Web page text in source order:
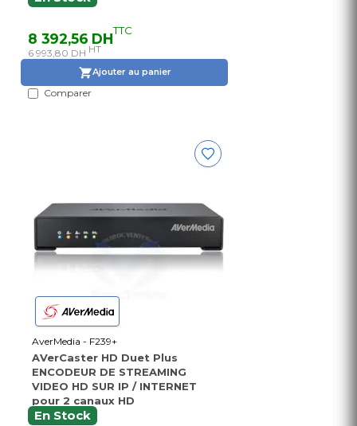
8 392,56 DHTTC
6 993,80 DH HT
Ajouter au panier
Comparer
AverMedia - F239+
AVerCaster HD Duet Plus
ENCODEUR DE STREAMING
VIDEO HD SUR IP / INTERNET
pour 2 canaux HD
En Stock